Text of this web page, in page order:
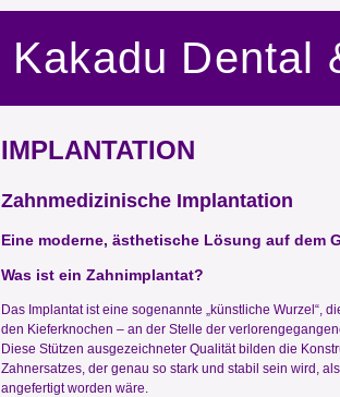
Kakadu Dental
IMPLANTATION
Zahnmedizinische Implantation
Eine moderne, ästhetische Lösung auf dem
Was ist ein Zahnimplantat?
Das Implantat ist eine sogenannte „künstliche Wurzel“,
den Kieferknochen – an der Stelle der
Diese Stützen ausgezeichneter Qualität bilden die
Zahnersatzes, der genau so stark und stabil sein wird,
angefertigt worden wäre.